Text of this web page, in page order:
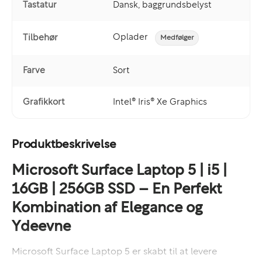
Produktbeskrivelse
Microsoft Surface Laptop 5 | i5 |
16GB | 256GB SSD – En Perfekt
Kombination af Elegance og
Ydeevne
Microsoft Surface Laptop 5 er skabt til at levere
Tastatur Dansk, baggrundsbelyst
Tilbehør Oplader Medfølger
Farve Sort
Grafikkort Intel® Iris® Xe Graphics